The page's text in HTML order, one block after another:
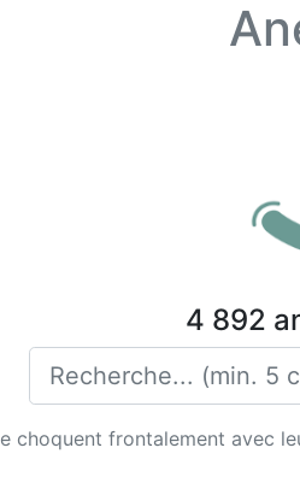
4 892
choquent frontalement avec